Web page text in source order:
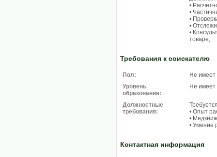
•
•
•
•
•
товаре;
Требования к соискателю
Пол:
Не имеет
Уровень
образования:
Не имеет
Должностные
требования:
• Опыт
•
• Умение
Контактная информация